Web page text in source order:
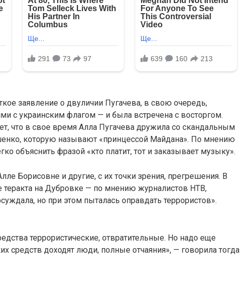
заявление о двуличии Пугачева, в свою очередь,
с украинским флагом — и была встречена с восторгом.
что в свое время Алла Пугачева дружила со скандальным
которую называют «принцессой Майдана». По мнению
объяснить фразой «кто платит, тот и заказывает музыку».
Борисовне и другие, с их точки зрения, прегрешения. В
теракта на Дубровке — по мнению журналистов НТВ,
но при этом пыталась оправдать террористов».
террористические, отвратительные. Но надо еще
средств доходят люди, полные отчаяния», — говорила тогда